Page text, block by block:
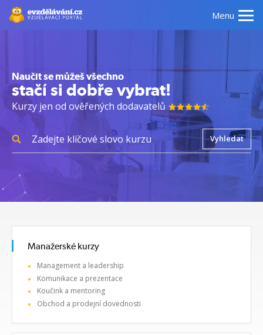
Menu
Naučit se můžeš všechno
stačí si dobře vybrat!
Kurzy jen od ověřených dodavatelů
Vyhledat
Manažerské kurzy
Management a leadership
Komunikace a prezentace
Koučink a mentoring
Obchod a prodejní dovednosti